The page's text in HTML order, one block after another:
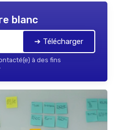
blanc
➔ Télécharger
à des fins